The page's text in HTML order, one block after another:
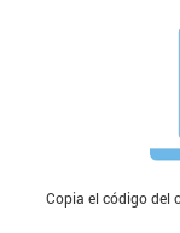
Copia el código del